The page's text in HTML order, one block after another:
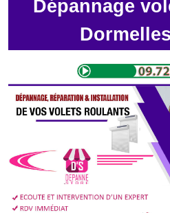
Dépannage